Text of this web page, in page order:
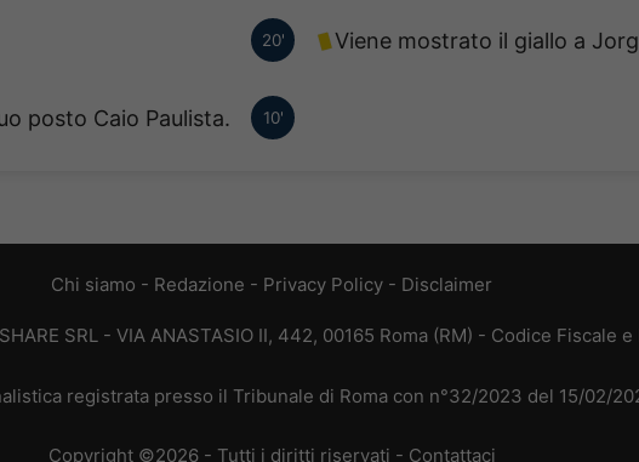
20' Viene mostrato il giallo a
10'
posto Caio Paulista.
Chi siamo - Redazione - Privacy Policy - Disclaimer
SRL - VIA ANASTASIO II, 442, 00165 Roma (RM) - Codice Fiscale
registrata presso il Tribunale di Roma con n°32/2023 del 15/02/
Copyright ©2026 - Tutti i diritti riservati - Contattaci